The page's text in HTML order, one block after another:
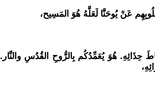
عَنْ يُوحَنَّا لَعَلَّهُ هُوَ المَسِيح،
هُوَ يُعَمِّدُكُم بِالرُّوحِ القُدُسِ والنَّار.